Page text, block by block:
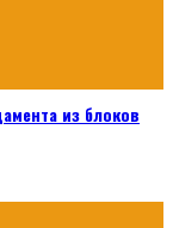
из блоков